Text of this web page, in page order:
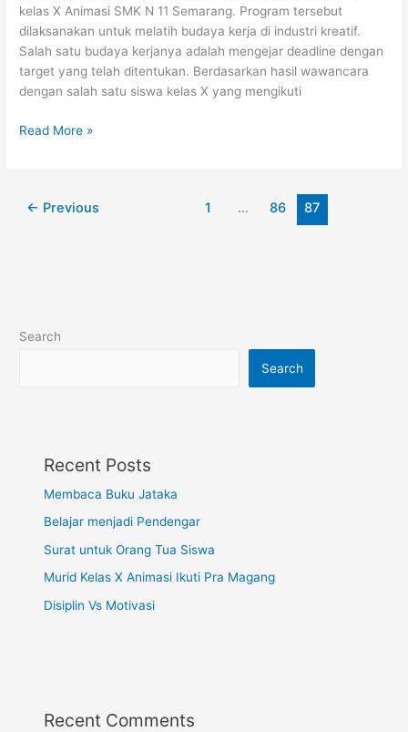
kelas X Animasi SMK N 11 Semarang. Program tersebut
dilaksanakan untuk melatih budaya kerja di industri kreatif.
Salah satu budaya kerjanya adalah mengejar deadline dengan
target yang telah ditentukan. Berdasarkan hasil wawancara
dengan salah satu siswa kelas X yang mengikuti
Giatkan
Project
Read More »
← Previous 1 … 86 87
Search
Search
Recent Posts
Membaca Buku Jataka
Belajar menjadi Pendengar
Surat untuk Orang Tua Siswa
Murid Kelas X Animasi Ikuti Pra Magang
Disiplin Vs Motivasi
Recent Comments